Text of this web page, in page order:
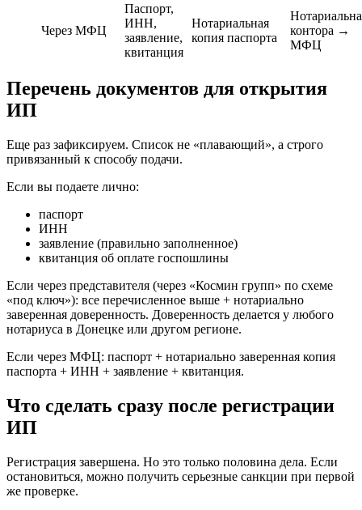
Через МФЦ
Паспорт,
ИНН,
заявление,
квитанция
Нотариальная
копия паспорта
контора →
МФЦ
Перечень документов для открытия
ИП
Еще раз зафиксируем. Список не «плавающий», а строго
привязанный к способу подачи.
Если вы подаете лично:
паспорт
ИНН
заявление (правильно заполненное)
квитанция об оплате госпошлины
Если через представителя (через «Космин групп» по схеме
«под ключ»): все перечисленное выше + нотариально
заверенная доверенность. Доверенность делается у любого
нотариуса в Донецке или другом регионе.
Если через МФЦ: паспорт + нотариально заверенная копия
паспорта + ИНН + заявление + квитанция.
Что сделать сразу после регистрации
ИП
Регистрация завершена. Но это только половина дела. Если
остановиться, можно получить серьезные санкции при первой
же проверке.